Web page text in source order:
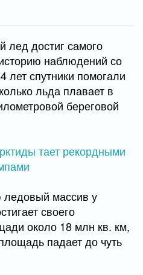
лед достиг самого
наблюдений со
лет спутники помогали
льда плавает в
береговой
ледовый массив у
своего
около 18 млн кв. км,
падает до чуть